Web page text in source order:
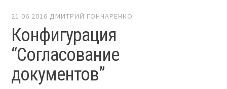
21.06.2016 ДМИТРИЙ ГОНЧАРЕНКО
Конфигурация
“Согласование
документов”